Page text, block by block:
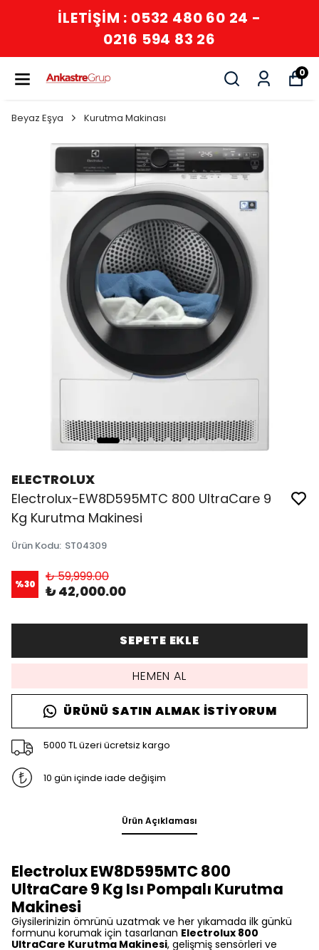
İLETİŞİM : 0532 480 60 24 -
0216 594 83 26
0
Beyaz Eşya Kurutma Makinası
ELECTROLUX
Electrolux-EW8D595MTC 800 UltraCare 9
Kg Kurutma Makinesi
Ürün Kodu: ST04309
%30 ₺ 59,999.00
₺ 42,000.00
SEPETE EKLE
HEMEN AL
ÜRÜNÜ SATIN ALMAK İSTIYORUM
5000 TL üzeri ücretsiz kargo
10 gün içinde iade değişim
Ürün Açıklaması
Electrolux EW8D595MTC 800
UltraCare 9 Kg Isı Pompalı Kurutma
Makinesi
Giysilerinizin ömrünü uzatmak ve her yıkamada ilk günkü
formunu korumak için tasarlanan Electrolux 800
UltraCare Kurutma Makinesi, gelişmiş sensörleri ve